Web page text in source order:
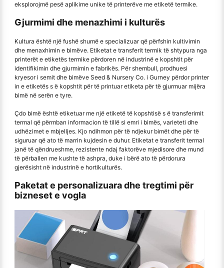
eksplorojmë pesë aplikime unike të printerëve me etiketë termike.
Gjurmimi dhe menazhimi i kulturës
Kultura është një fushë shumë e specializuar që përfshin kultivimin
dhe menaxhimin e bimëve. Etiketat e transferit termik të shtypura nga
printerët e etiketës termike përdoren në industrinë e kopshtit për
identifikimin dhe gjurmimin e fabrikës. Për shembull, prodhuesi
kryesor i semit dhe bimëve Seed & Nursery Co. i Gurney përdor printer
in e etiketës s ë kopshtit për të printuar etiketa për të gjurmuar mijëra
bimë në serën e tyre.
Çdo bimë është etiketuar me një etiketë të kopshtisë s ë transferimit
termal që përmban informacion të tillë si emri i bimës, varieteti dhe
udhëzimet e mbjelljes. Kjo ndihmon për të ndjekur bimët dhe për të
siguruar që ato të marrin kujdesin e duhur. Etiketat e transferit termal
janë të qëndrueshme, rezistente ndaj faktorëve mjedisore dhe mund
të përballen me kushte të ashpra, duke i bërë ato të përdorura
gjerësisht në industrinë e hortikulturës.
Paketat e personalizuara dhe tregtimi për
bizneset e vogla